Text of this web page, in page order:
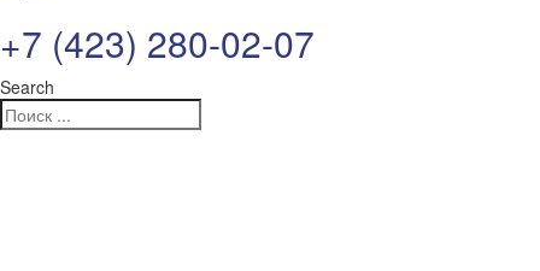
+7 (423) 280-02-07
Search